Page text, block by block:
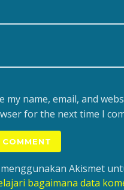
my name, email, and
for the next time I
Akismet
bagaimana data